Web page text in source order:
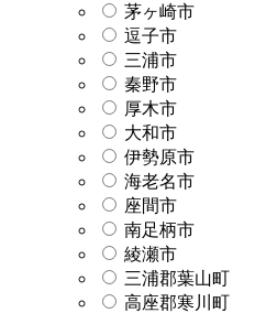
茅ヶ崎市
逗子市
三浦市
秦野市
厚木市
大和市
伊勢原市
海老名市
座間市
南足柄市
綾瀬市
三浦郡葉山町
高座郡寒川町